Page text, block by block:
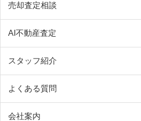
売却査定相談
AI不動産査定
スタッフ紹介
よくある質問
会社案内